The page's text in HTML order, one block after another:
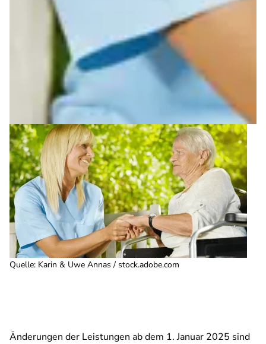
Quelle: Karin & Uwe Annas / stock.adobe.com
Änderungen der Leistungen ab dem 1. Januar 2025 sind